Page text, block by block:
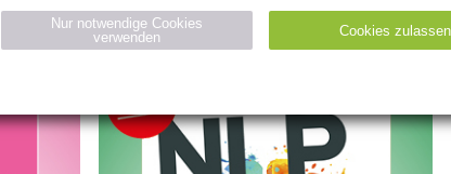
Nur notwendige Cookies
verwenden
Cookies zulassen
Zweck
Wird für die Speicherung der Benutzer-Session